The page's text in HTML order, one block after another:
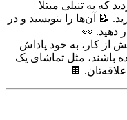
که به تنبلی مبتلا
📝 آن‌ها را بنویسید و در
دهید. 👀
از کار، به خود پاداش
باشند، مثل تماشای یک
🍫